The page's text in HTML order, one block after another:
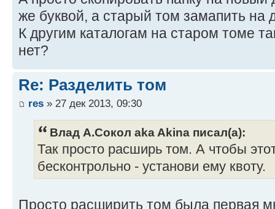
же буквой, а старый том замапить на
К другим каталогам на старом томе
нет?
Re: Разделить том
res » 27 дек 2013, 09:30
Влад А.Сокол aka Akina писал(а):
Так просто расширь том. А чтобы
бесконтрольно - установи ему квоту.
Просто расширить том была первая